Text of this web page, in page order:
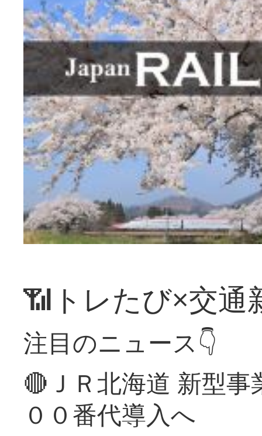
📶トレたび×交通
注目のニュース👇
🔴ＪＲ北海道 新型
００番代導入へ